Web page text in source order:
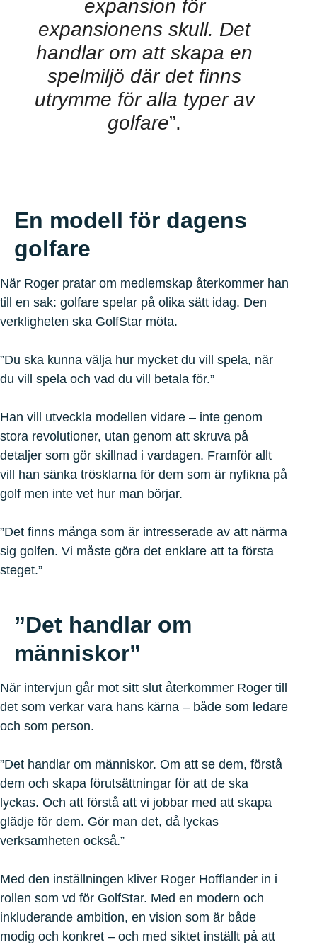
expansion för
expansionens skull. Det
handlar om att skapa en
spelmiljö där det finns
utrymme för alla typer av
golfare”.
En modell för dagens
golfare
När Roger pratar om medlemskap återkommer han
till en sak: golfare spelar på olika sätt idag. Den
verkligheten ska GolfStar möta.
”Du ska kunna välja hur mycket du vill spela, när
du vill spela och vad du vill betala för.”
Han vill utveckla modellen vidare – inte genom
stora revolutioner, utan genom att skruva på
detaljer som gör skillnad i vardagen. Framför allt
vill han sänka trösklarna för dem som är nyfikna på
golf men inte vet hur man börjar.
”Det finns många som är intresserade av att närma
sig golfen. Vi måste göra det enklare att ta första
steget.”
”Det handlar om
människor”
När intervjun går mot sitt slut återkommer Roger till
det som verkar vara hans kärna – både som ledare
och som person.
”Det handlar om människor. Om att se dem, förstå
dem och skapa förutsättningar för att de ska
lyckas. Och att förstå att vi jobbar med att skapa
glädje för dem. Gör man det, då lyckas
verksamheten också.”
Med den inställningen kliver Roger Hofflander in i
rollen som vd för GolfStar. Med en modern och
inkluderande ambition, en vision som är både
modig och konkret – och med siktet inställt på att